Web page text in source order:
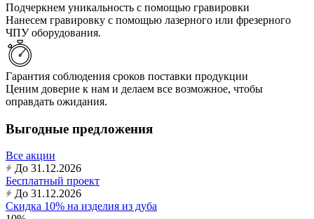
Подчеркнем уникальность с помощью гравировки
Нанесем гравировку с помощью лазерного или фрезерного
ЧПУ оборудования.
Гарантия соблюдения сроков поставки продукции
Ценим доверие к нам и делаем все возможное, чтобы
оправдать ожидания.
Выгодные предложения
Все акции
До 31.12.2026
Бесплатный проект
До 31.12.2026
Скидка 10% на изделия из дуба